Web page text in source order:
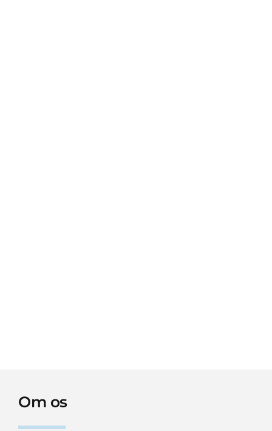
Om os